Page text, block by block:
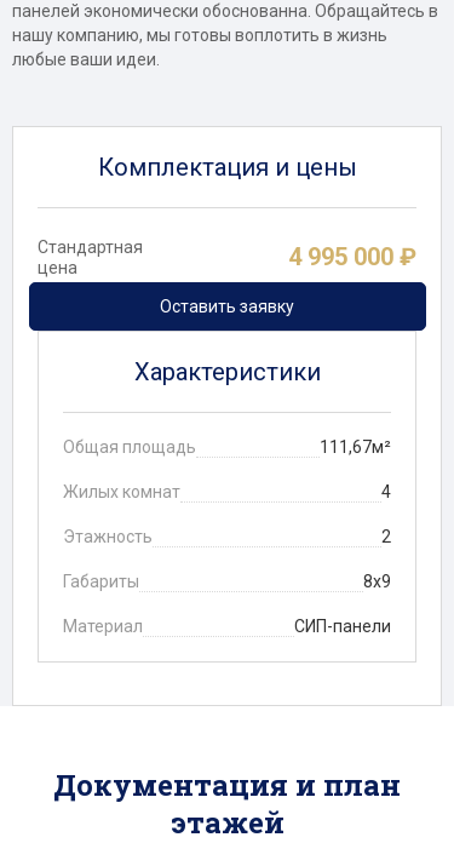
панелей экономически обоснованна. Обращайтесь в
нашу компанию, мы готовы воплотить в жизнь
любые ваши идеи.
Комплектация и цены
Стандартная
цена
4 995 000 ₽
Оставить заявку
Характеристики
Общая площадь 111,67м²
Жилых комнат 4
Этажность 2
Габариты 8х9
Материал СИП-панели
Документация и план
этажей